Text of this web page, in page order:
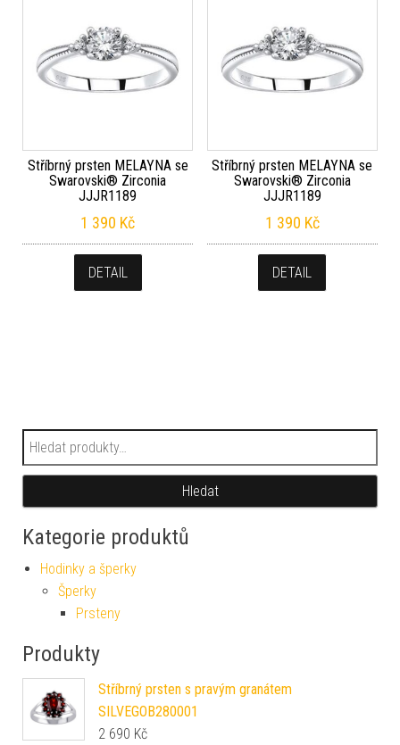
Stříbrný prsten MELAYNA se
Swarovski® Zirconia
JJJR1189
1 390 Kč
DETAIL
Stříbrný prsten MELAYNA se
Swarovski® Zirconia
JJJR1189
1 390 Kč
DETAIL
Hledat:
Hledat
Kategorie produktů
Hodinky a šperky
Šperky
Prsteny
Produkty
Stříbrný prsten s pravým granátem
SILVEGOB280001
2 690 Kč